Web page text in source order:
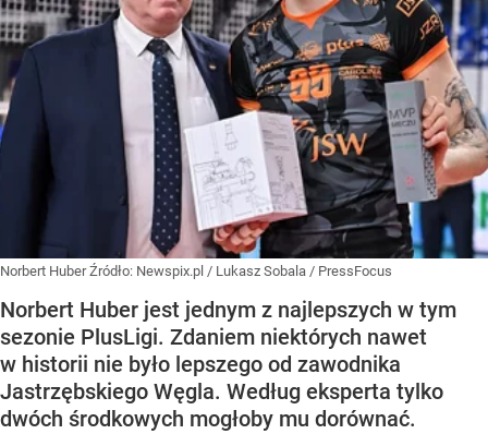
Norbert HuberŹródło: Newspix.pl / Lukasz Sobala / PressFocus
Norbert Huber jest jednym z najlepszych w tym
sezonie PlusLigi. Zdaniem niektórych nawet
w historii nie było lepszego od zawodnika
Jastrzębskiego Węgla. Według eksperta tylko
dwóch środkowych mogłoby mu dorównać.